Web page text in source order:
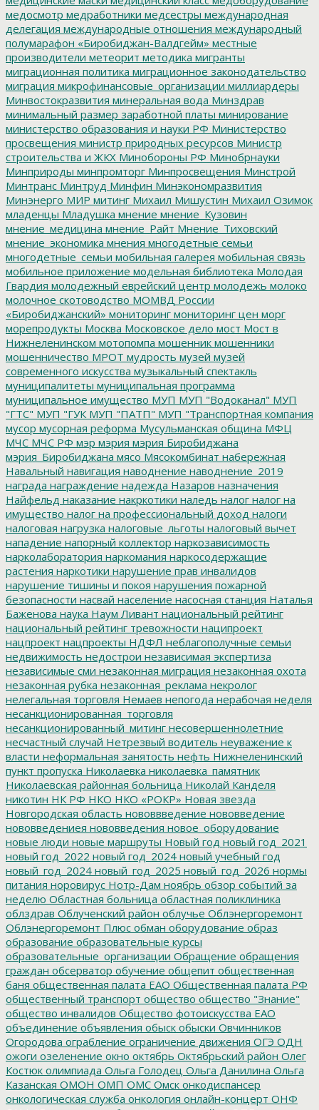
медосмотр медработники медсестры международная
делегация международные отношения международный
полумарафон «Биробиджан-Валдгейм» местные
производители метеорит методика мигранты
миграционная политика миграционное законодательство
миграция микрофинансовые_организации миллиардеры
Минвостокразвития минеральная вода Минздрав
минимальный размер заработной платы минирование
министерство образования и науки РФ Министерство
просвещения министр природных ресурсов Министр
строительства и ЖКХ Минобороны РФ Минобрнауки
Минприроды минпромторг Минпросвещения Минстрой
Минтранс Минтруд Минфин Минэкономразвития
Минэнерго МИР митинг Михаил Мишустин Михаил Озимок
младенцы Младушка мнение мнение_Кузовин
мнение_медицина мнение_Райт Мнение_Тиховский
мнение_экономика мнения многодетные семьи
многодетные_семьи мобильная галерея мобильная связь
мобильное приложение модельная библиотека Молодая
Гвардия молодежный еврейский центр молодежь молоко
молочное скотоводство МОМВД России
«Биробиджанский» мониторинг мониторинг цен морг
морепродукты Москва Московское дело мост Мост в
Нижнеленинском мотопомпа мошенник мошенники
мошенничество МРОТ мудрость музей музей
современного искусства музыкальный спектакль
муниципалитеты муниципальная программа
муниципальное имущество МУП МУП "Водоканал" МУП
"ГТС" МУП "ГУК МУП "ПАТП" МУП "Транспортная компания
мусор мусорная реформа Мусульманская община МФЦ
МЧС МЧС РФ мэр мэрия мэрия Биробиджана
мэрия_Биробиджана мясо Мясокомбинат набережная
Навальный навигация наводнение наводнение_2019
награда награждение надежда Назаров назначения
Найфельд наказание накркотики наледь налог налог на
имущество налог на профессиональный доход налоги
налоговая нагрузка налоговые_льготы налоговый вычет
нападение напорный коллектор наркозависимость
нарколаборатория наркомания наркосодержащие
растения наркотики нарушение прав инвалидов
нарушение тишины и покоя нарушения пожарной
безопасности насвай население насосная станция Наталья
Баженова наука Наум Ливант национальный рейтинг
национальный рейтинг тревожности наципроект
нацпроект нацпроекты НДФЛ неблагополучные семьи
недвижимость недострои независимая экспертиза
независимые сми незаконная миграция незаконная охота
незаконная рубка незаконная_реклама некролог
нелегальная торговля Немаев непогода нерабочая неделя
несанкционированная_торговля
несанкционированный_митинг несовершеннолетние
несчастный случай Нетрезвый водитель неуважение к
власти неформальная занятость нефть Нижнеленинский
пункт пропуска Николаевка николаевка_памятник
Николаевская районная больница Николай Канделя
никотин НК РФ НКО НКО «РОКР» Новая звезда
Новгородская область нововвведение нововведение
нововведениея нововведения новое_оборудование
новые люди новые маршруты Новый год новый год_2021
новый год_2022 новый год_2024 новый учебный год
новый_год_2024 новый_год_2025 новый_год_2026 нормы
питания норовирус Нотр-Дам ноябрь обзор событий за
неделю Областная больница областная поликлиника
облздрав Облученский район облучье Облэнергоремонт
Облэнергоремонт Плюс обман оборудование образ
образование образовательные курсы
образовательные_организации Обращение обращения
граждан обсерватор обучение общепит общественная
баня общественная палата ЕАО Общественная палата РФ
общественный транспорт общество общество "Знание"
общество инвалидов Общество фотоискусства ЕАО
объединение объявления обыск обыски Овчинников
Огородова ограбление ограничение движения ОГЭ ОДН
ожоги озеленение окно октябрь Октябрьский район Олег
Костюк олимпиада Ольга Голодец Ольга Данилина Ольга
Казанская ОМОН ОМП ОМС Омск онкодиспансер
онкологическая служба онкология онлайн-концерт ОНФ